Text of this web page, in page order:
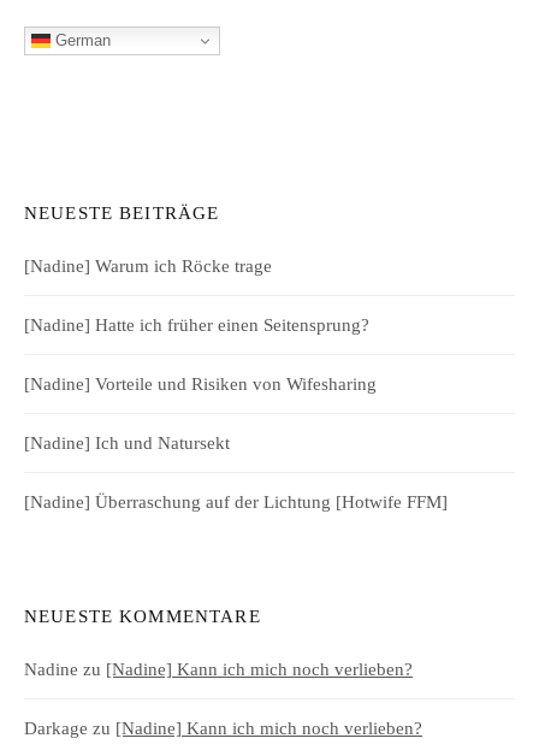
German
NEUESTE BEITRÄGE
[Nadine] Warum ich Röcke trage
[Nadine] Hatte ich früher einen Seitensprung?
[Nadine] Vorteile und Risiken von Wifesharing
[Nadine] Ich und Natursekt
[Nadine] Überraschung auf der Lichtung [Hotwife FFM]
NEUESTE KOMMENTARE
Nadine zu [Nadine] Kann ich mich noch verlieben?
Darkage zu [Nadine] Kann ich mich noch verlieben?